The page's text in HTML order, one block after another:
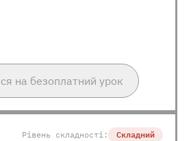
на безоплатний урок
Рівень складності: Складний